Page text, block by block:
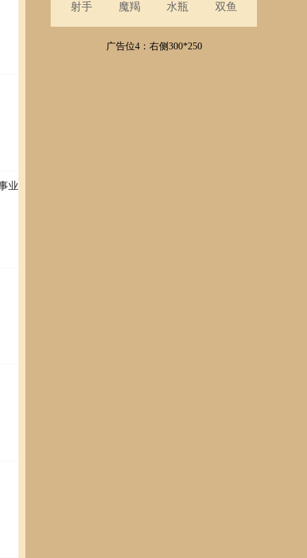
业
射手 魔羯 水瓶 双鱼
广告位4：右侧300*250